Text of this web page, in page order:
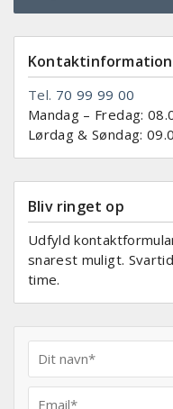
Kontaktinformation
Tel. 70 99 99 00
Mandag – Fredag:
Lørdag & Søndag:
Bliv ringet op
Udfyld
snarest muligt.
time.